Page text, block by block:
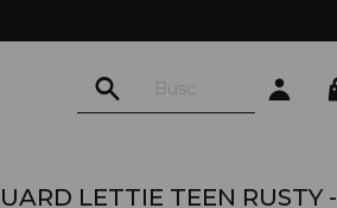
LETTIE TEEN RUSTY -